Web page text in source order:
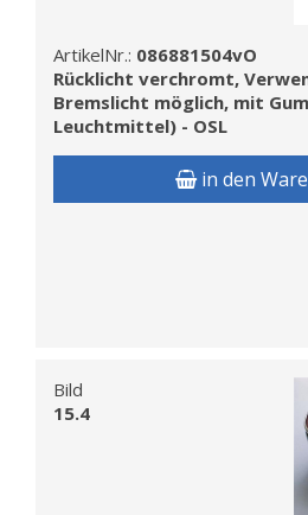
ArtikelNr.: 086881504vO
Rücklicht verchromt,
Bremslicht möglich, mit
Leuchtmittel) - OSL
in den
Bild
15.4